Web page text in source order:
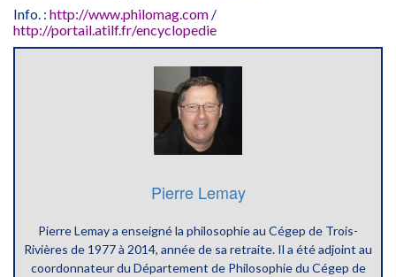
Info. : http://www.philomag.com /
http://portail.atilf.fr/encyclopedie
Pierre Lemay
Pierre Lemay a enseigné la philosophie au Cégep de Trois-
Rivières de 1977 à 2014, année de sa retraite. Il a été adjoint au
coordonnateur du Département de Philosophie du Cégep de